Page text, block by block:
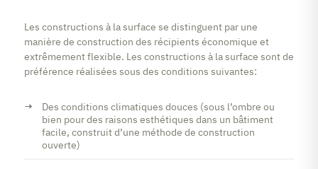
Les constructions à la surface se distinguent par une
manière de construction des récipients économique et
extrêmement flexible. Les constructions à la surface sont de
préférence réalisées sous des conditions suivantes:
Des conditions climatiques douces (sous l’ombre ou
bien pour des raisons esthétiques dans un bâtiment
facile, construit d’une méthode de construction
ouverte)